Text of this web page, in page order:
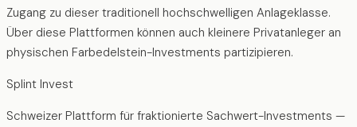
Zugang zu dieser traditionell hochschwelligen Anlageklasse.
Über diese Plattformen können auch kleinere Privatanleger an
physischen Farbedelstein-Investments partizipieren.
Splint Invest
Schweizer Plattform für fraktionierte Sachwert-Investments —